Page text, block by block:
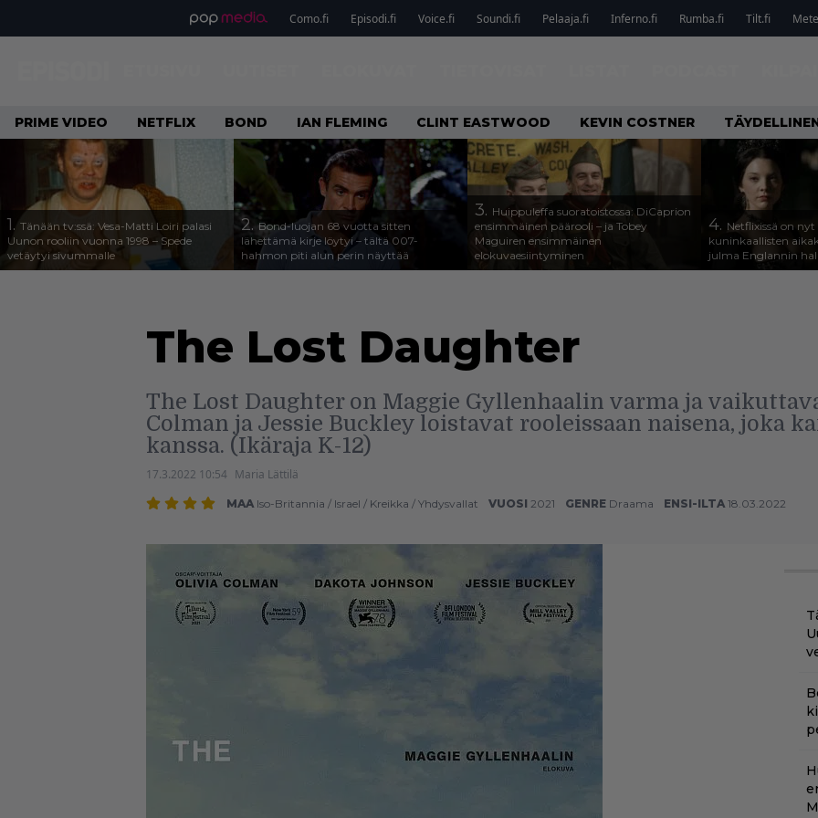
Como.fi Episodi.fi Voice.fi Soundi.fi Pelaaja.fi Inferno.fi Rumba.fi Tilt.fi
PRIME VIDEO NETFLIX BOND IAN FLEMING CLINT EASTWOOD KEVIN COSTNER
1. Tänään tv:ssä: Vesa-Matti Loiri palasi
Uunon rooliin vuonna 1998 – Spede
vetäytyi sivummalle
2.Bond-luojan 68 vuotta sitten
lähettämä kirje löytyi – tältä 007-
hahmon piti alun perin näyttää
3. Huippuleffa suoratoistossa: DiCaprion
ensimmäinen päärooli – ja Tobey
Maguiren ensimmäinen
elokuvaesiintyminen
4. Netflixissä on
kuninkaallisten
julma Englannin
The Lost Daughter
The Lost Daughter on Maggie Gyllenhaalin varma ja
Colman ja Jessie Buckley loistavat rooleissaan naisena, joka
kanssa. (Ikäraja K-12)
17.3.2022 10:54 Maria Lättilä
MAA Iso-Britannia / Israel / Kreikka / Yhdysvallat VUOSI 2021 GENRE Draama ENSI-ILTA18.03.2022